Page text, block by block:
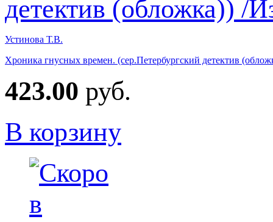
Устинова Т.В.
Хроника гнусных времен. (сер.Петербургский детектив
423.00 руб.
В корзину